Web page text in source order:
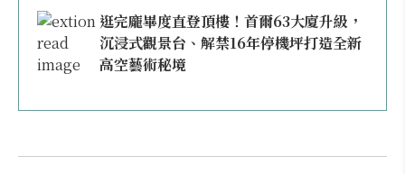
逛完龐畢度直登頂樓！首爾63大廈升級，
沉浸式觀景台、解禁16年停機坪打造全新
高空藝術秘境